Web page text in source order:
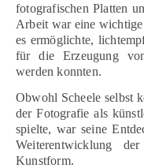
fotografischen Platten
Arbeit war eine
es ermöglichte,
für die Erzeugung
werden konnten.
Obwohl Scheele selbst
der Fotografie als
spielte, war seine
Weiterentwicklung
Kunstform.